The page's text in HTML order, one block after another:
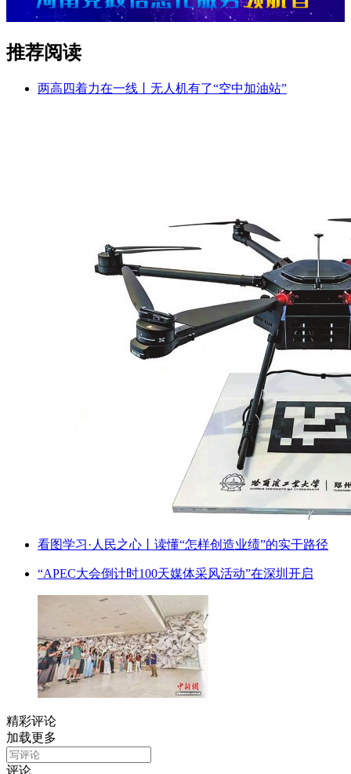
推荐阅读
两高四着力在一线丨无人机有了“空中加油站”
看图学习·人民之心丨读懂“怎样创造业绩”的实干路径
“APEC大会倒计时100天媒体采风活动”在深圳开启
精彩评论
加载更多
评论